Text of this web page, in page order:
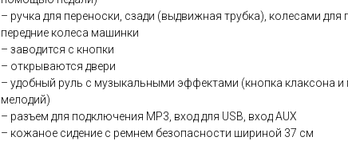
– ручка для переноски, сзади (выдвижная трубка), колесами для
передние колеса машинки
– заводится с кнопки
– открываются двери
– удобный руль с музыкальными эффектами (кнопка клаксона и
мелодий)
– разъем для подключения MP3, вход для USB, вход AUX
– кожаное сидение с ремнем безопасности шириной 37 см